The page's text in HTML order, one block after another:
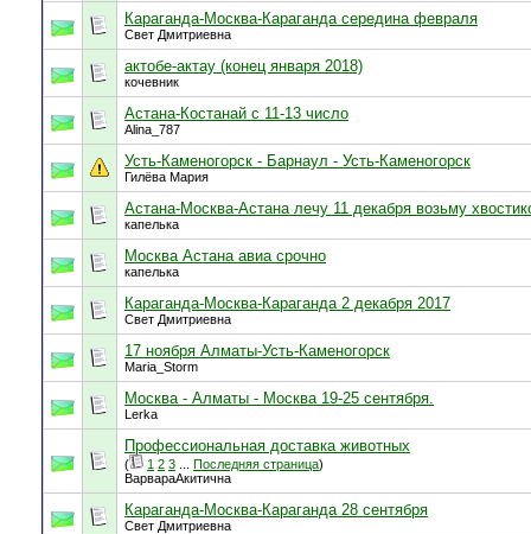
Караганда-Москва-Караганда середина февраля
Свет Дмитриевна
актобе-актау (конец января 2018)
кочевник
Астана-Костанай с 11-13 число
Alina_787
Усть-Каменогорск - Барнаул - Усть-Каменогорск
Гилёва Мария
Астана-Москва-Астана лечу 11 декабря возьму
капелька
Москва Астана авиа срочно
капелька
Караганда-Москва-Караганда 2 декабря 2017
Свет Дмитриевна
17 ноября Алматы-Усть-Каменогорск
Maria_Storm
Москва - Алматы - Москва 19-25 сентября.
Lerka
Профессиональная доставка животных
( 1 2 3 Последняя страница)
ВарвараАкитична
Караганда-Москва-Караганда 28 сентября
Свет Дмитриевна